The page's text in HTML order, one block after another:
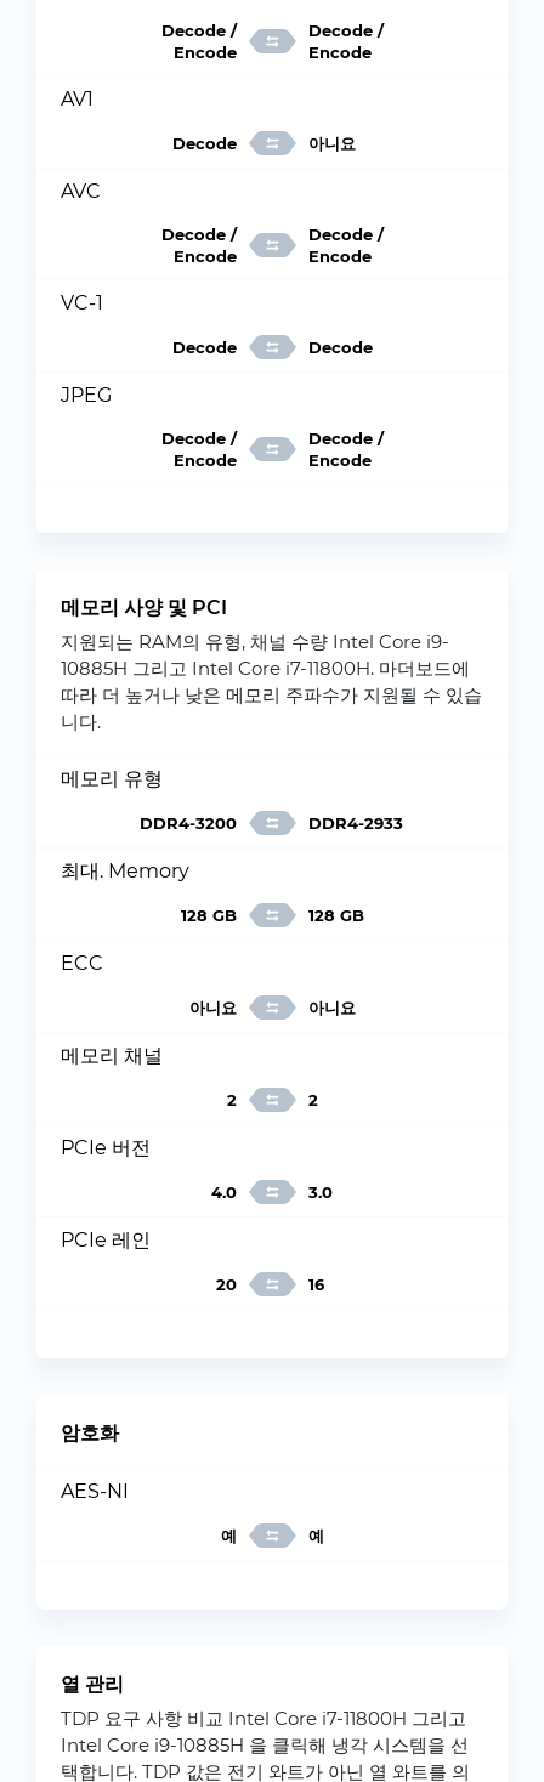
Decode /
Encode
Decode /
Encode
AV1
Decode 아니요
AVC
Decode /
Encode
Decode /
Encode
VC-1
Decode Decode
JPEG
Decode /
Encode
Decode /
Encode
메모리 사양 및 PCI
지원되는 RAM의 유형, 채널 수량 Intel Core i9-
10885H 그리고 Intel Core i7-11800H. 마더보드에
따라 더 높거나 낮은 메모리 주파수가 지원될 수 있습
니다.
메모리 유형
DDR4-3200 DDR4-2933
최대. Memory
128 GB 128 GB
ECC
아니요 아니요
메모리 채널
2 2
PCIe 버전
4.0 3.0
PCIe 레인
20 16
암호화
AES-NI
예 예
열 관리
TDP 요구 사항 비교 Intel Core i7-11800H 그리고
Intel Core i9-10885H 을 클릭해 냉각 시스템을 선
택합니다. TDP 값은 전기 와트가 아닌 열 와트를 의